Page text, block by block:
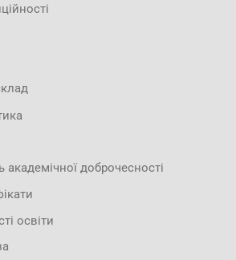
академічної доброчесності
освіти